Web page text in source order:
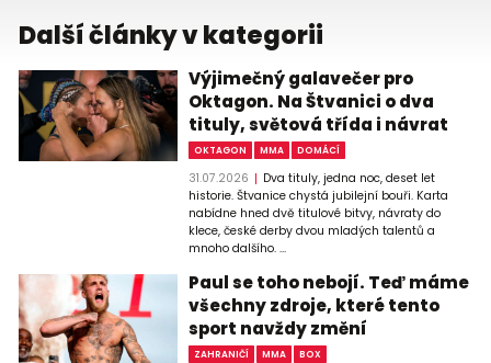
Další články v kategorii
Výjimečný galavečer pro
Oktagon. Na Štvanici o dva
tituly, světová třída i návrat
OKTAGON MMA DOMÁCÍ
31.07.2026
Dva tituly, jedna noc, deset let
historie. Štvanice chystá jubilejní bouři. Karta
nabídne hned dvě titulové bitvy, návraty do
klece, české derby dvou mladých talentů a
mnoho dalšího. ...
Paul se toho nebojí. Teď máme
všechny zdroje, které tento
sport navždy změní
ZAHRANIČÍ MMA BOX